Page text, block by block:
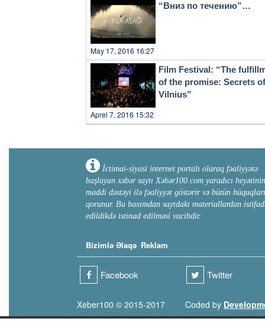
“Вниз по течению”…
May 17, 2016 16:27
Film Festival: “The
of the promise: Secrets of
Vilnius”
Aprel 7, 2016 15:32
İctimai-siyasi internet portalı olaraq fəaliyyətə
başlayan xəbər saytı Xəbər100.com yaradıcı heyətinin
maddi dəstəyi ilə fəaliyyət göstərir və bütün hüquqları
qorunur. Bu baxımdan saytdakı materiallardan
edildikdə istinad edilməsi vacibdir.
Bizimlə Əlaqə Reklam
Facebook Twitter
Xeber100 © 2015-2017 Coded by